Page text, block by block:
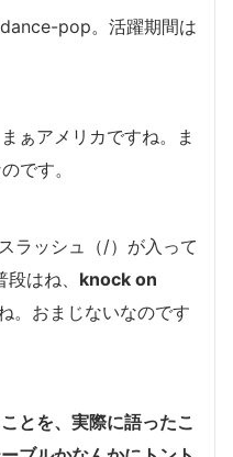
pop。活躍期間は
ぁアメリカですね。
ま
です。
ラッシュ（/）が入って
段はね、 knock on
。おまじないなのです
とを、実際に語ったこ